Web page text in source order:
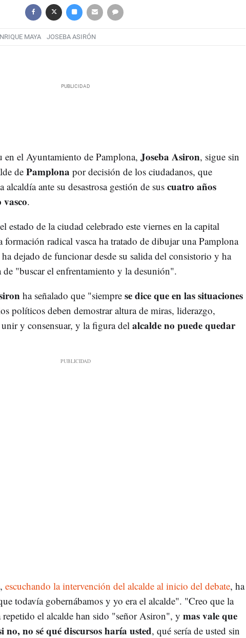
MAYA JOSEBA ASIRÓN
el Ayuntamiento de Pamplona, Joseba Asiron, sigue sin
de Pamplona por decisión de los ciudadanos, que
ante su desastrosa gestión de suscuatro años
.
estado de la ciudad celebrado este viernes en la capital
formación radical vasca ha tratado de dibujar una Pamplona
dejado de funcionar desde su salida del consistorio y ha
de "buscar el enfrentamiento y la desunión".
ha señalado que "siempre se dice que en las situaciones
políticos deben demostrar altura de miras, liderazgo,
y consensuar, y la figura del alcalde no puede quedar
escuchando la intervención del alcalde al inicio del debate, ha
todavía gobernábamos y yo era el alcalde". "Creo que la
repetido el alcalde han sido "señor Asiron", y mas vale que
no, no sé qué discursos haría usted, qué sería de usted sin